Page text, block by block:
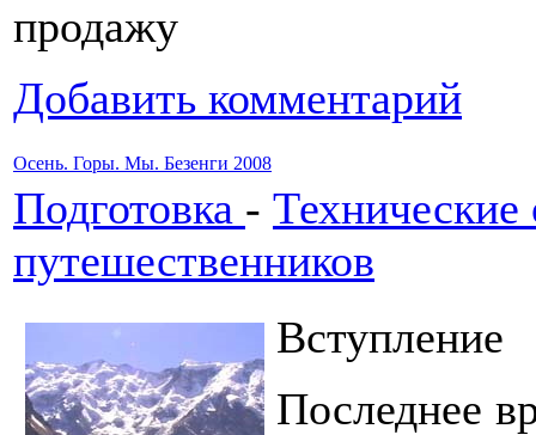
продажу
Добавить комментарий
Осень. Горы. Мы. Безенги 2008
Подготовка -
путешественников
Вступление
Последнее